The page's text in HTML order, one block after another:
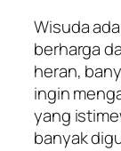
Wisuda
berharga
heran,
ingin
yang
banyak